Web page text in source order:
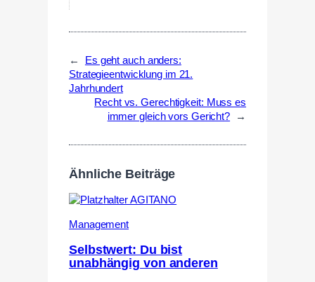
←
Es geht auch anders:
Strategieentwicklung im 21.
Jahrhundert
Recht vs. Gerechtigkeit: Muss es
immer gleich vors Gericht?
→
Ähnliche Beiträge
Management
Selbstwert: Du bist
unabhängig von anderen